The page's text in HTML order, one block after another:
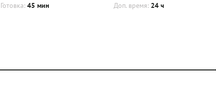
Готовка: 45 мин Доп. время: 24 ч